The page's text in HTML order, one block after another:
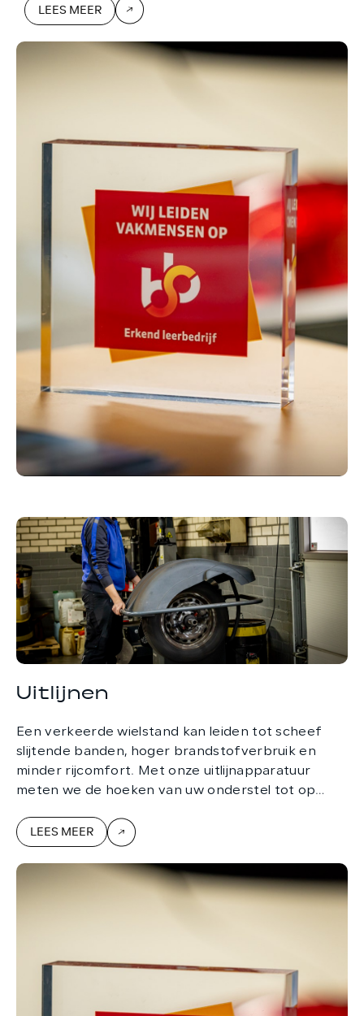
LEES MEER
Uitlijnen
Een verkeerde wielstand kan leiden tot scheef
slijtende banden, hoger brandstofverbruik en
minder rijcomfort. Met onze uitlijnapparatuur
meten we de hoeken van uw onderstel tot op
LEES MEER